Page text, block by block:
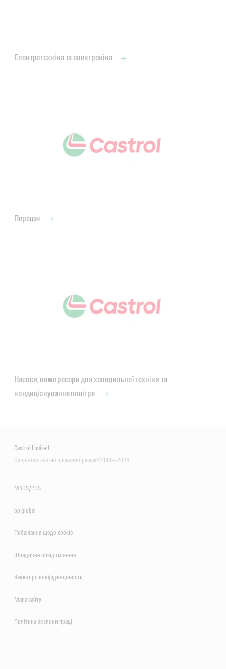
Електротехніка та електроніка
Передач
Насоси, компресори для холодильної техніки та
кондиціонування повітря
Castrol Limited
Охороняється авторським правом © 1999–2026
MSDS/PDS
bp global
Побажання щодо сookie
Юридичне повідомлення
Заява про конфіденційність
Мапа сайту
Політика безпеки праці